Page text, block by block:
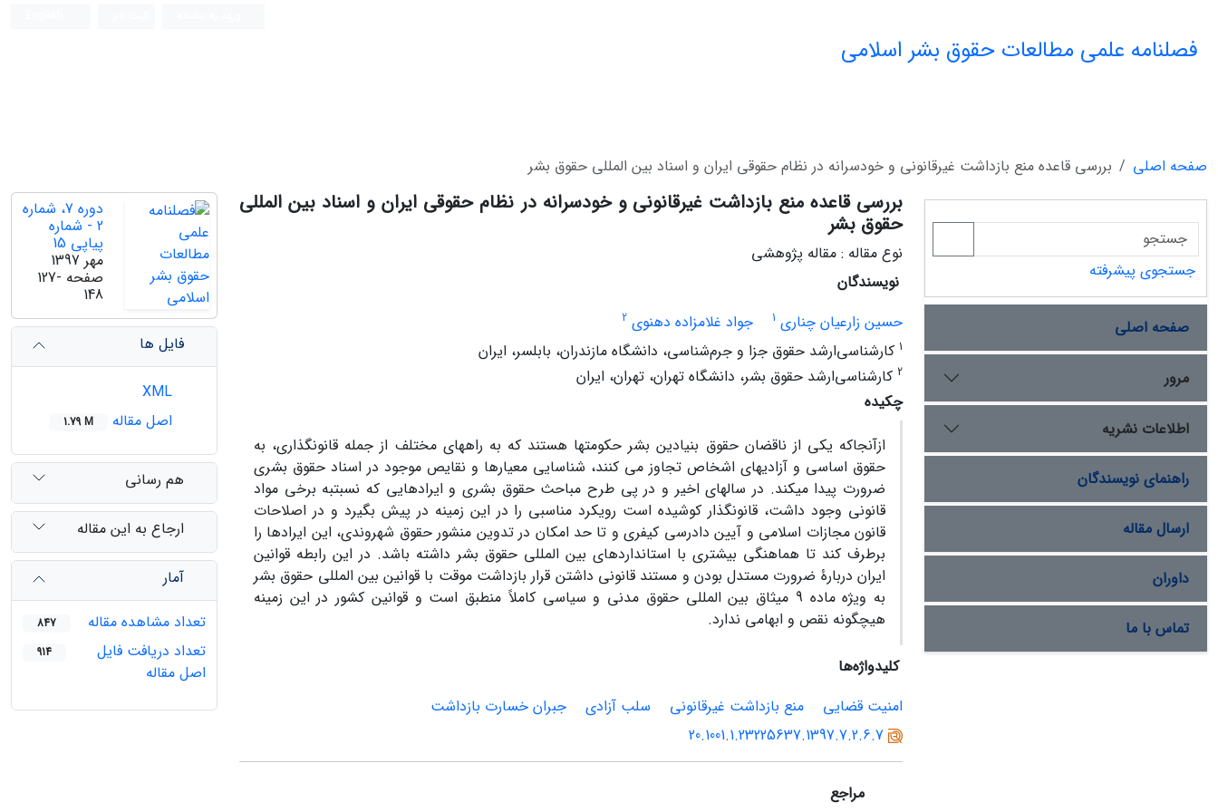
فصلنامه علمی مطالعات حقوق بشر اسلامی
صفحه اصلی بررسی قاعده منع بازداشت غیرقانونی و خودسرانه در نظام حقوقی ایران و اسناد بین المللی حقوق بشر
بررسی قاعده منع بازداشت غیرقانونی و خودسرانه در نظام حقوقی ایران و اسناد بین المللی
حقوق بشر
نوع مقاله : مقاله پژوهشی
نویسندگان
حسین زارعیان چناری 1 جواد غلامزاده دهنوی 2
1 کارشناسی‌ارشد حقوق جزا و جرم‌شناسی، دانشگاه مازندران، بابلسر، ایران
2 کارشناسی‌ارشد حقوق بشر، دانشگاه تهران، تهران، ایران
چکیده
ازآنجاکه یکی از ناقضان حقوق بنیادین بشر حکومتها هستند که به راههای مختلف از جمله قانونگذاری، به
حقوق اساسی و آزادیهای اشخاص تجاوز می کنند، شناسایی معیارها و نقایص موجود در اسناد حقوق بشری
ضرورت پیدا میکند. در سالهای اخیر و در پی طرح مباحث حقوق بشری و ایرادهایی که نسبتبه برخی مواد
قانونی وجود داشت، قانونگذار کوشیده است رویکرد مناسبی را در این زمینه در پیش بگیرد و در اصلاحات
قانون مجازات اسلامی و آیین دادرسی کیفری و تا حد امکان در تدوین منشور حقوق شهروندی، این ایرادها را
برطرف کند تا هماهنگی بیشتری با استانداردهای بین المللی حقوق بشر داشته باشد. در این رابطه قوانین
ایران دربارۀ ضرورت مستدل بودن و مستند قانونی داشتن قرار بازداشت موقت با قوانین بین المللی حقوق بشر
به ویژه ماده 9 میثاق بین المللی حقوق مدنی و سیاسی کاملاً منطبق است و قوانین کشور در این زمینه
هیچگونه نقص و ابهامی ندارد.
کلیدواژه‌ها
امنیت قضایی
منع بازداشت غیرقانونی سلب آزادی
جبران خسارت بازداشت
20.1001.1.23225637.1397.7.2.6.7
مراجع
دوره 7، شماره
2 - شماره
پیاپی 15
مهر 1397
صفحه 127-
148
فایل ها
اصل مقاله
1.79 M
هم رسانی
ارجاع به این مقاله
آمار
تعداد مشاهده مقاله
847
تعداد دریافت فایل
اصل مقاله
914
جستجوی پیشرفته
صفحه اصلی
مرور
اطلاعات نشریه
راهنمای نویسندگان
ارسال مقاله
داوران
تماس با ما